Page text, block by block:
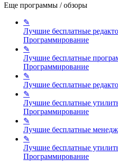
Еще программы / обзоры
✎
Лучшие бесплатные
Программирование
✎
Лучшие бесплатные
Программирование
✎
Лучшие бесплатные
✎
Лучшие бесплатные
Программирование
✎
Лучшие бесплатные
✎
Лучшие бесплатные
Программирование